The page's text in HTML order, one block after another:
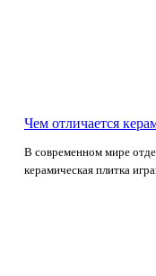
Чем отличается
В современном мире
керамическая плитка